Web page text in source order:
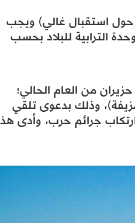
استقبال غالي) ويجب
الترابية للبلاد بحسب
من العام الحالي؛
وذلك بدعوى تلقي
جرائم حرب، وأدى